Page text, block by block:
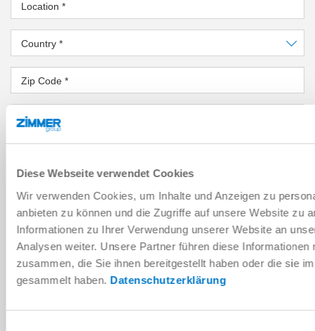
Diese Webseite verwendet Cookies
Wir verwenden Cookies, um Inhalte und Anzeigen zu
anbieten zu können und die Zugriffe auf unsere Website zu
Informationen zu Ihrer Verwendung unserer Website an
Analysen weiter. Unsere Partner führen diese
zusammen, die Sie ihnen bereitgestellt haben oder die sie
gesammelt haben. Datenschutzerklärung
Location *
Country *
Zip Code *
State*
MESSAGE
Message*
Please proof that you are human